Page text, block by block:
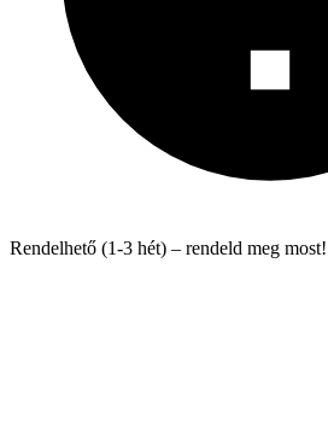
Rendelhető (1-3 hét) – rendeld meg most!